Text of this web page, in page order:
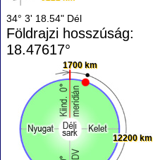
34° 3' 18.54" Dél
Földrajzi hosszúság:
18.47617°
1700 km
12200 km